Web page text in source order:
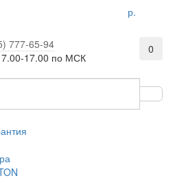
р.
777-65-94
17.00 по МСК
0